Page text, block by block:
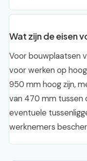
Wat zijn de eisen
Voor bouwplaatsen
voor werken op
950 mm hoog zijn,
van 470 mm tussen
eventuele
werknemers